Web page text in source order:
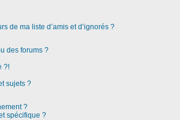
de ma liste d’amis et d’ignorés ?
des forums ?
?!
sujets ?
?
spécifique ?